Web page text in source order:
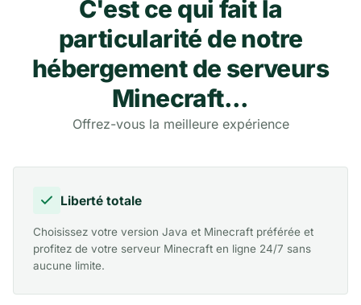
C'est ce qui fait la
particularité de notre
hébergement de serveurs
Minecraft...
Offrez-vous la meilleure expérience
Liberté totale
Choisissez votre version Java et Minecraft préférée et
profitez de votre serveur Minecraft en ligne 24/7 sans
aucune limite.